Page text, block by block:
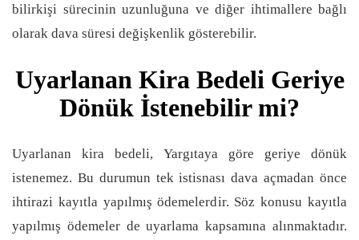
bilirkişi sürecinin uzunluğuna ve diğer ihtimallere bağlı
olarak dava süresi değişkenlik gösterebilir.
Uyarlanan Kira Bedeli Geriye
Dönük İstenebilir mi?
Uyarlanan kira bedeli, Yargıtaya göre geriye dönük
istenemez. Bu durumun tek istisnası dava açmadan önce
ihtirazi kayıtla yapılmış ödemelerdir. Söz konusu kayıtla
yapılmış ödemeler de uyarlama kapsamına alınmaktadır.